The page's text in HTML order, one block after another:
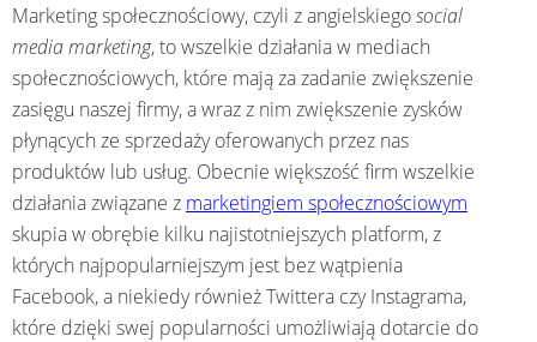
Marketing społecznościowy, czyli z angielskiegosocial
media marketing, to wszelkie działania w mediach
społecznościowych, które mają za zadanie zwiększenie
zasięgu naszej firmy, a wraz z nim zwiększenie zysków
płynących ze sprzedaży oferowanych przez nas
produktów lub usług. Obecnie większość firm wszelkie
działania związane z marketingiem społecznościowym
skupia w obrębie kilku najistotniejszych platform, z
których najpopularniejszym jest bez wątpienia
Facebook, a niekiedy również Twittera czy Instagrama,
które dzięki swej popularności umożliwiają dotarcie do